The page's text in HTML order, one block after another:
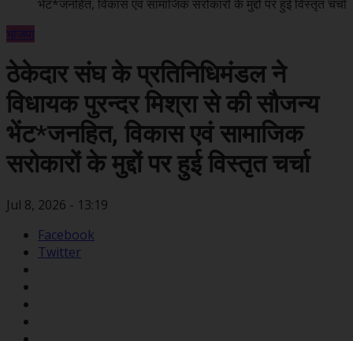
भेंट*जनहित, विकास एवं सामाजिक सरोकारों के मुद्दों पर हुई विस्तृत चर्चा
भाजपा
ठेकेदार संघ के प्रतिनिधिमंडल ने
विधायक पुरन्दर मिश्रा से की सौजन्य
भेंट*जनहित, विकास एवं सामाजिक
सरोकारों के मुद्दों पर हुई विस्तृत चर्चा
Jul 8, 2026 - 13:19
Facebook
Twitter